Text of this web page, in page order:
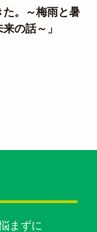
た。～梅雨と暑
の話～」
まずに